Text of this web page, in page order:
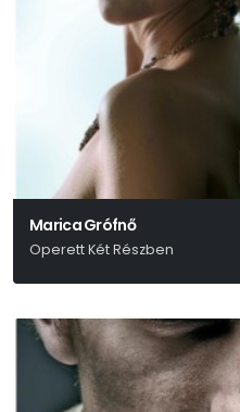
Marica Grófnő
Operett Két Részben